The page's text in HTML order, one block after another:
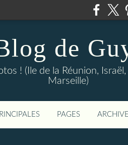
de
! (Ile de la Réunion,
Marseille)
PAGES